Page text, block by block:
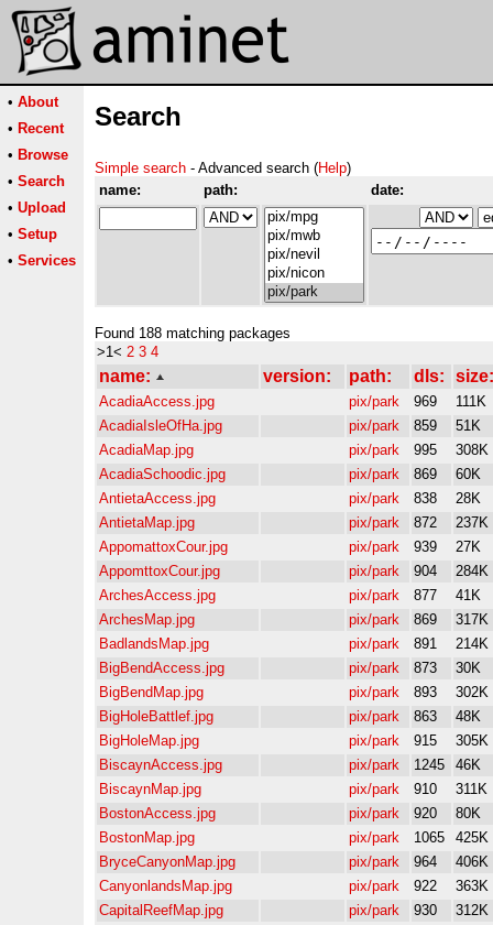
• About
• Recent
• Browse
• Search
• Upload
• Setup
• Services
Search
Simple search - Advanced search (Help)
name:
path: date:
Found 188 matching packages
>1< 2 3 4
name: version: path: dls: size:
AcadiaAccess.jpg pix/park 969
111K
AcadiaIsleOfHa.jpg
pix/park 859
51K
AcadiaMap.jpg
pix/park 995
308K
AcadiaSchoodic.jpg
pix/park 869
60K
AntietaAccess.jpg
pix/park 838
28K
AntietaMap.jpg
pix/park 872
237K
AppomattoxCour.jpg
pix/park 939
27K
AppomttoxCour.jpg
pix/park 904
284K
ArchesAccess.jpg
pix/park 877
41K
ArchesMap.jpg
pix/park 869
317K
BadlandsMap.jpg
pix/park 891
214K
BigBendAccess.jpg
pix/park 873
30K
BigBendMap.jpg
pix/park 893
302K
BigHoleBattlef.jpg
pix/park 863
48K
BigHoleMap.jpg
pix/park 915
305K
BiscaynAccess.jpg
pix/park 1245
46K
BiscaynMap.jpg
pix/park 910
311K
BostonAccess.jpg
pix/park 920
80K
BostonMap.jpg
pix/park 1065
425K
BryceCanyonMap.jpg
pix/park 964
406K
CanyonlandsMap.jpg
pix/park 922
363K
CapitalReefMap.jpg
pix/park 930
312K